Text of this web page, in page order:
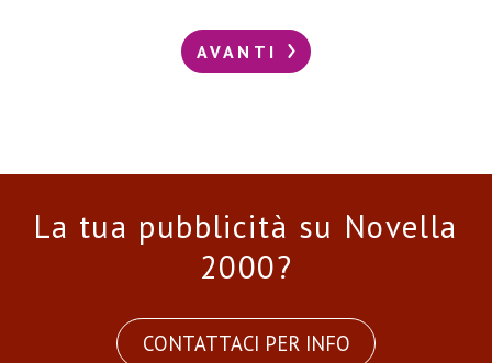
AVANTI
La tua pubblicità su Novella
2000?
CONTATTACI PER INFO